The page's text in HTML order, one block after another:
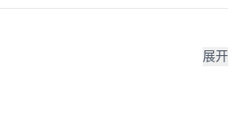
展开